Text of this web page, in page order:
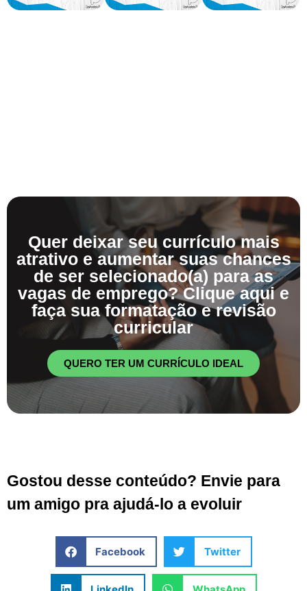
Quer deixar seu currículo mais
atrativo e aumentar suas chances
de ser selecionado(a) para as
vagas de emprego? Clique aqui e
faça sua formatação e revisão
curricular
QUERO TER UM CURRÍCULO IDEAL
Gostou desse conteúdo? Envie para
um amigo pra ajudá-lo a evoluir
Facebook Twitter